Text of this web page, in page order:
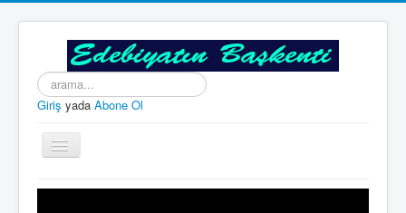
arama...
Giriş yada Abone Ol
Gezinme
geçişini
Edebiyatın Başkenti